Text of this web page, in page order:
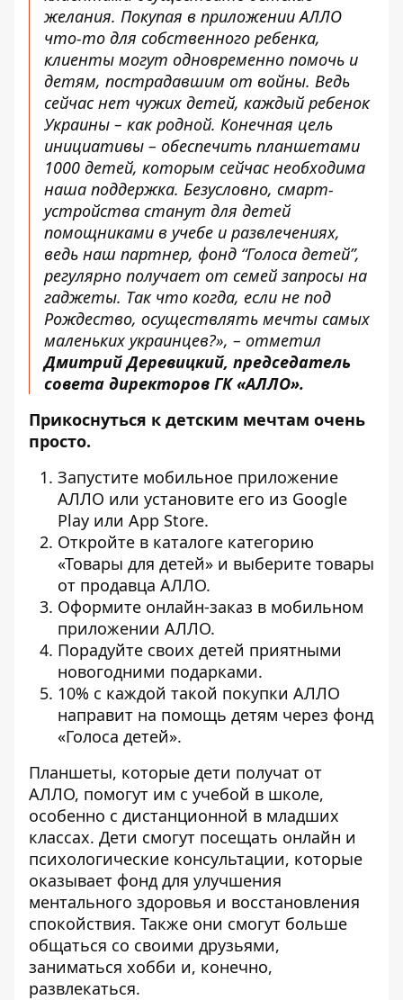
желания. Покупая в приложении АЛЛО
что-то для собственного ребенка,
клиенты могут одновременно помочь и
детям, пострадавшим от войны. Ведь
сейчас нет чужих детей, каждый ребенок
Украины – как родной. Конечная цель
инициативы – обеспечить планшетами
1000 детей, которым сейчас необходима
наша поддержка. Безусловно, смарт-
устройства станут для детей
помощниками в учебе и развлечениях,
ведь наш партнер, фонд “Голоса детей”,
регулярно получает от семей запросы на
гаджеты. Так что когда, если не под
Рождество, осуществлять мечты самых
маленьких украинцев?», – отметил
Дмитрий Деревицкий, председатель
совета директоров ГК «АЛЛО».
Прикоснуться к детским мечтам очень
просто.
Запустите мобильное приложение
АЛЛО или установите его из Google
Play или App Store.
Откройте в каталоге категорию
«Товары для детей» и выберите товары
от продавца АЛЛО.
Оформите онлайн-заказ в мобильном
приложении АЛЛО.
Порадуйте своих детей приятными
новогодними подарками.
10% с каждой такой покупки АЛЛО
направит на помощь детям через фонд
«Голоса детей».
Планшеты, которые дети получат от
АЛЛО, помогут им с учебой в школе,
особенно с дистанционной в младших
классах. Дети смогут посещать онлайн и
психологические консультации, которые
оказывает фонд для улучшения
ментального здоровья и восстановления
спокойствия. Также они смогут больше
общаться со своими друзьями,
заниматься хобби и, конечно,
развлекаться.